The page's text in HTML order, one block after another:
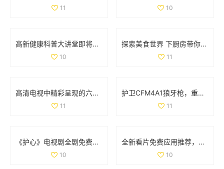
11 10
高新健康科普大讲堂即将开启，12月2日至6日精彩课程安排揭晓
10
探索美食世界 下厨房带你领略烹饪的乐趣与创意
11
高清电视中精彩呈现的六部热播妻子题材影视作品推荐
11
护卫CFM4A1狼牙枪，重踏红色警戒与传奇之旅
11
《护心》电视剧全剧免费播放链接和观看指南分享
10
全新看片免费应用推荐，畅享海量高清影视资源
10